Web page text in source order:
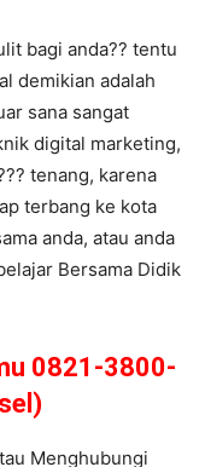
bagi anda?? tentu
demikian adalah
sana sangat
digital marketing,
tenang, karena
terbang ke kota
anda, atau anda
Bersama Didik
0821-3800-
Menghubungi